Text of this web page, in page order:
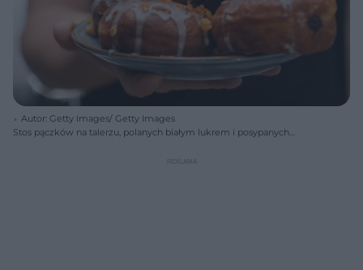
Autor: Getty Images/ Getty Images
Stos pączków na talerzu, polanych białym lukrem i posypanych
ukazując gotowe pączki, o których cenach i składnikach dowiesz się